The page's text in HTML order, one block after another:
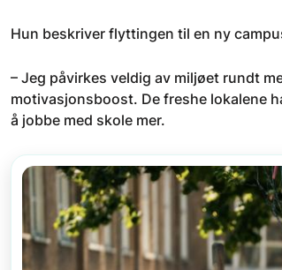
Hun beskriver flyttingen til en ny
– Jeg påvirkes veldig av miljøet rundt
motivasjonsboost. De freshe lokalene
å jobbe med skole mer.